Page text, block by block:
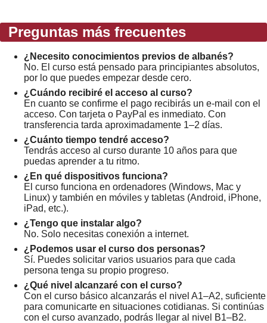
Preguntas más frecuentes
¿Necesito conocimientos previos de albanés?
No. El curso está pensado para principiantes absolutos,
por lo que puedes empezar desde cero.
¿Cuándo recibiré el acceso al curso?
En cuanto se confirme el pago recibirás un e-mail con el
acceso. Con tarjeta o PayPal es inmediato. Con
transferencia tarda aproximadamente 1–2 días.
¿Cuánto tiempo tendré acceso?
Tendrás acceso al curso durante 10 años para que
puedas aprender a tu ritmo.
¿En qué dispositivos funciona?
El curso funciona en ordenadores (Windows, Mac y
Linux) y también en móviles y tabletas (Android, iPhone,
iPad, etc.).
¿Tengo que instalar algo?
No. Solo necesitas conexión a internet.
¿Podemos usar el curso dos personas?
Sí. Puedes solicitar varios usuarios para que cada
persona tenga su propio progreso.
¿Qué nivel alcanzaré con el curso?
Con el curso básico alcanzarás el nivel A1–A2, suficiente
para comunicarte en situaciones cotidianas. Si continúas
con el curso avanzado, podrás llegar al nivel B1–B2.